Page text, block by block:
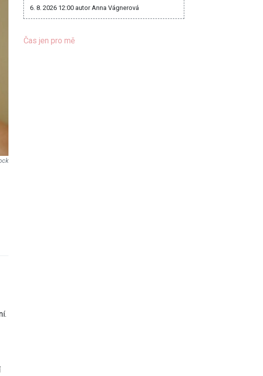
6. 8. 2026 12:00 autor Anna Vágnerová
Čas jen pro mě